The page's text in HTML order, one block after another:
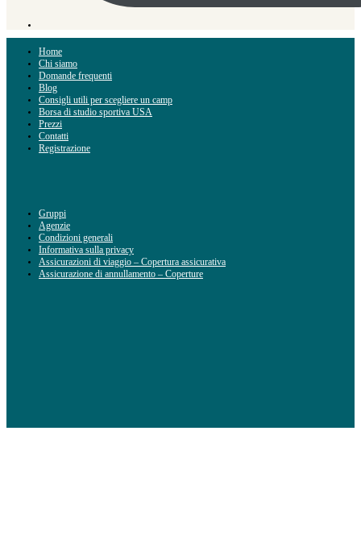
Home
Chi siamo
Domande frequenti
Blog
Consigli utili per scegliere un camp
Borsa di studio sportiva USA
Prezzi
Contatti
Registrazione
Gruppi
Agenzie
Condizioni generali
Informativa sulla privacy
Assicurazioni di viaggio – Copertura assicurativa
Assicurazione di annullamento – Coperture